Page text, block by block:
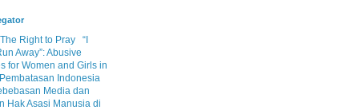
Right to Pray
“I
Away”: Abusive
for Women and Girls in
Pembatasan Indonesia
Media dan
Hak Asasi Manusia di